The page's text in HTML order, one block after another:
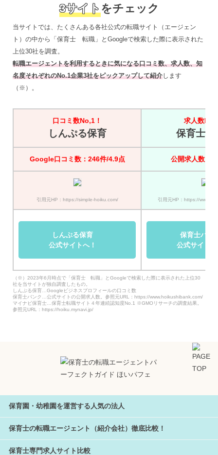
3サイト をチェック
当サイトでは、たくさんある各社公式の転職サイト（エージェン
ト）の中から「保育士 転職」とGoogleで検索した際に表示された
上位30社を調査。
転職エージェントを利用するときに気になる口コミ数、求人数、知
名度それぞれのNo.1企業3社をピックアップして紹介します
（※）。
口コミ数No,1！
しんぷる保育
求人数
保育士バ
Google口コミ数：246件/4.9点 公開求人数：
引用元HP：https://simple-hoiku.com/ 引用元HP：https://
しんぷる保育
公式サイトへ！
保育士バン
公式サイト
（※）2023年6月時点で「保育士 転職」とGoogleで検索した際に表示された上位30
社を当サイトが独自調査したもの。
しんぷる保育…Googleビジネスプロフィールの口コミ数
保育士バンク…公式サイトの公開求人数。参照元URL：https://www.hoikushibank.com/
マイナビ保育士…保育士転職サイト４年連続認知度No.1 ※GMOリサーチの調査結果。
参照元URL：https://hoiku.mynavi.jp/
保育園・幼稚園を運営する人気の法人
保育士の転職エージェント（紹介会社）徹底比較！
保育士専門求人サイト比較